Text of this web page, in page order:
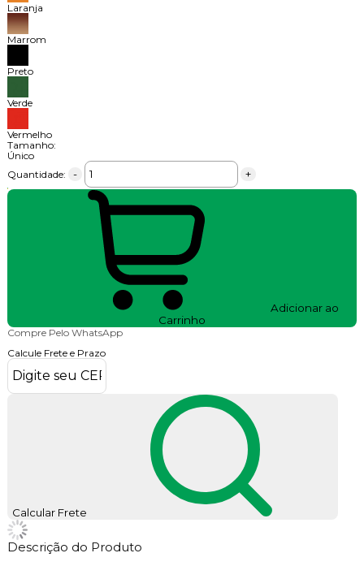
Laranja
Marrom
Preto
Verde
Vermelho
Tamanho:
Único
Quantidade:
- +
Adicionar ao
Carrinho
Compre Pelo WhatsApp
Calcule Frete e Prazo
Calcular Frete
Descrição do Produto